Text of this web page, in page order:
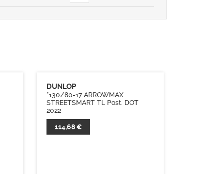
DUNLOP
*130/80-17 ARROWMAX
STREETSMART TL Post. DOT
2022
114,68 €